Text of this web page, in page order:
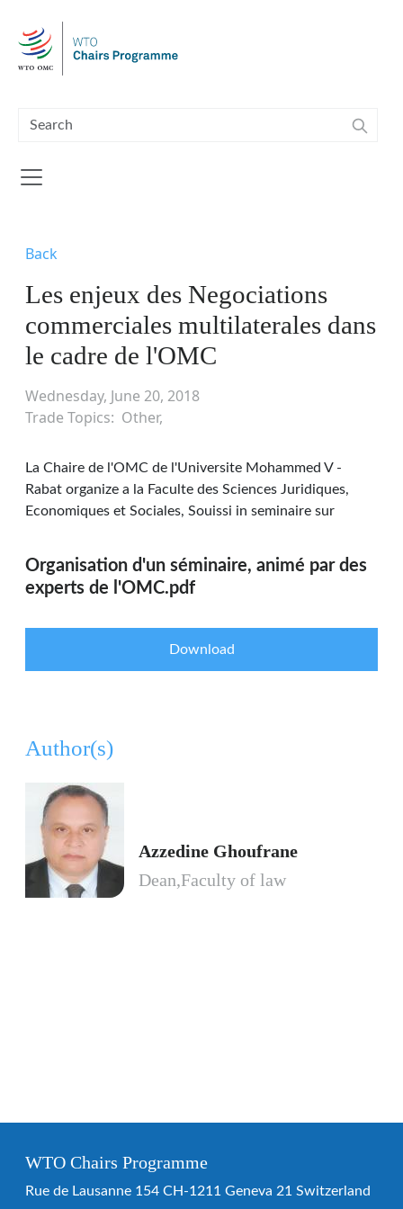
Back
Les enjeux des Negociations
commerciales multilaterales dans
le cadre de l'OMC
Wednesday, June 20, 2018
Trade Topics
Other
La Chaire de l'OMC de l'Universite Mohammed V -
Rabat organize a la Faculte des Sciences Juridiques,
Economiques et Sociales, Souissi in seminaire sur
Organisation d'un séminaire, animé par des
experts de l'OMC.pdf
Download
Author(s)
Azzedine Ghoufrane
Dean,Faculty of law
WTO Chairs Programme
Rue de Lausanne 154 CH-1211 Geneva 21 Switzerland